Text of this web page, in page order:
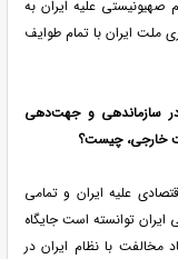
صهیونیستی علیه ایران به
وفاداری ملت ایران با تمام طوایف
در سازماندهی و جهت‌دهی
خارجی، چیست؟
علیه ایران و تمامی
توانسته است جایگاه
مخالفت با نظام ایران در